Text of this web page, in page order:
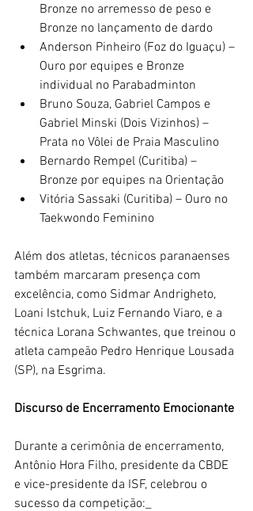
Bronze no arremesso de peso e
Bronze no lançamento de dardo
Anderson Pinheiro (Foz do Iguaçu) –
Ouro por equipes e Bronze
individual no Parabadminton
Bruno Souza, Gabriel Campos e
Gabriel Minski (Dois Vizinhos) –
Prata no Vôlei de Praia Masculino
Bernardo Rempel (Curitiba) –
Bronze por equipes na Orientação
Vitória Sassaki (Curitiba) – Ouro no
Taekwondo Feminino
Além dos atletas, técnicos paranaenses
também marcaram presença com
excelência, como Sidmar Andrigheto,
Loani Istchuk, Luiz Fernando Viaro, e a
técnica Lorana Schwantes, que treinou o
atleta campeão Pedro Henrique Lousada
(SP), na Esgrima.
Discurso de Encerramento Emocionante
Durante a cerimônia de encerramento,
Antônio Hora Filho, presidente da CBDE
e vice-presidente da ISF, celebrou o
sucesso da competição:_